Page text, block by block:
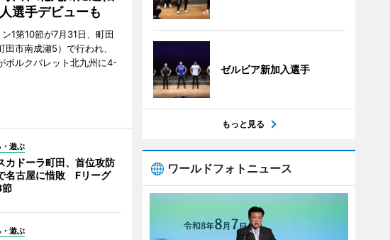
選手デビューも
1第10節が7月31日、町田
市南成瀬5）で行われ、
ボルクバレット北九州に4-
・遊ぶ
カドーラ町田、首位攻防
名古屋に惜敗 Fリーグ
・遊ぶ
ゼルビア新加入選手
もっと見る
ワールドフォトニュース